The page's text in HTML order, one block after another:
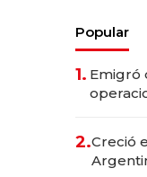
Popular
1. Emigró
2.Creció